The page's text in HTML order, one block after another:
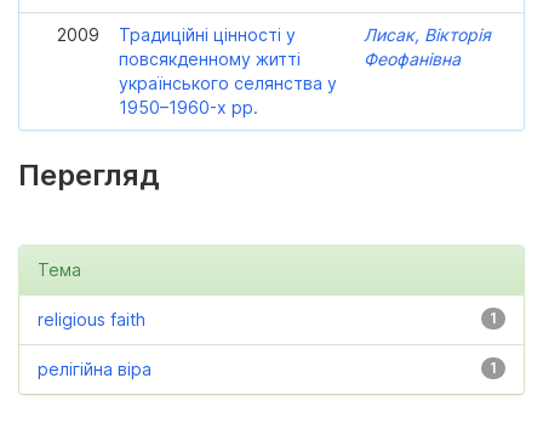
2009
Традиційні цінності у
повсякденному житті
українського селянства у
1950–1960-х рр.
Лисак, Вікторія
Феофанівна
Перегляд
Тема
1
religious faith
1
релігійна віра